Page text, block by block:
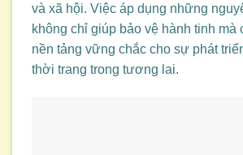
và xã hội. Việc áp dụng những
không chỉ giúp bảo vệ hành tinh mà
nền tảng vững chắc cho sự phát
thời trang trong tương lai.